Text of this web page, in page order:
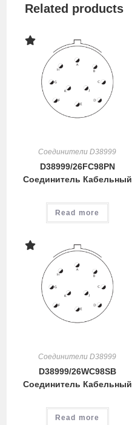
Related products
Соединители D38999
D38999/26FC98PN
Соединитель Кабельный
Read more
Соединители D38999
D38999/26WC98SB
Соединитель Кабельный
Read more